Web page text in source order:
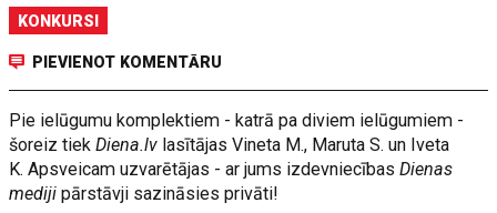
KONKURSI
PIEVIENOT KOMENTĀRU
Pie ielūgumu komplektiem - katrā pa diviem ielūgumiem -
šoreiz tiekDiena.lv lasītājas Vineta M., Maruta S. un Iveta
K. Apsveicam uzvarētājas - ar jums izdevniecībasDienas
mediji pārstāvji sazināsies privāti!